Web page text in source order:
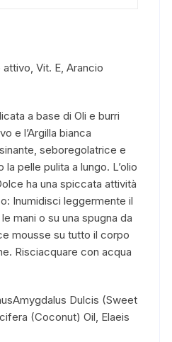
Vit. E, Arancio
a base di Oli e burri
e l’Argilla bianca
seboregolatrice e
pelle pulita a lungo. L’olio
hauna spiccata attività
Inumidisci leggermente il
mani o su una spugna da
mousse su tutto il corpo
Risciacquare con acqua
Dulcis (Sweet
(Coconut) Oil, Elaeis